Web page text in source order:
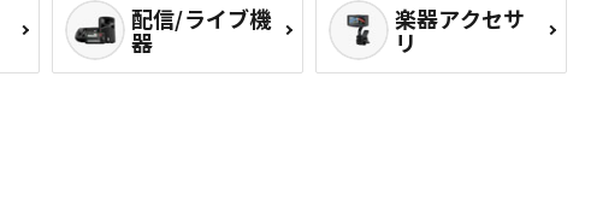
配信/ライブ機
器
楽器アクセサ
リ